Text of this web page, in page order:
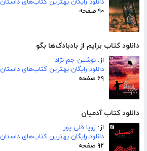
دانلود رایگان بهترین کتاب‌های داستان
۹۰ صفحه
دانلود کتاب برایم از بادبادک‌ها بگو
از: نوشین جم نژاد
دانلود رایگان بهترین کتاب‌های داستان
۶۹ صفحه
دانلود کتاب آدمیان
از: زویا قلی پور
دانلود رایگان بهترین کتاب‌های داستان
۹۲ صفحه